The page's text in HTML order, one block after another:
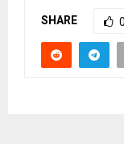
SHARE 0